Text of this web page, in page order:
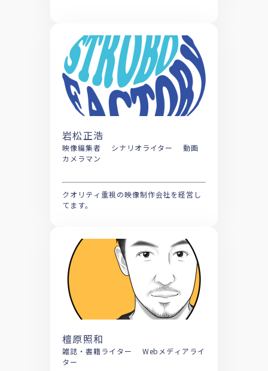
岩松正浩
映像編集者 シナリオライター 動画
カメラマン
クオリティ重視の映像制作会社を経営し
てます。
檀原照和
雑誌・書籍ライター Webメディアライ
ター